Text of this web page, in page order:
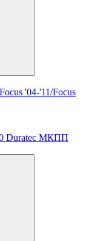
'04-'11/Focus